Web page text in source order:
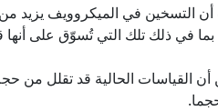
التسخين في الميكروويف يزيد
بما في ذلك تلك التي تُسوّق على أنها
القياسات الحالية قد تقلل من